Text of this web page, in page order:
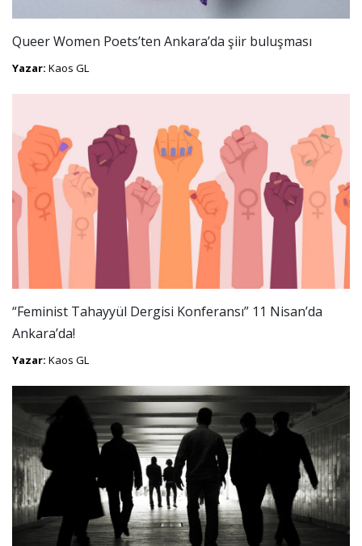
Queer Women Poets’ten Ankara’da şiir buluşması
Yazar: Kaos GL
“Feminist Tahayyül Dergisi Konferansı” 11 Nisan’da
Ankara’da!
Yazar: Kaos GL